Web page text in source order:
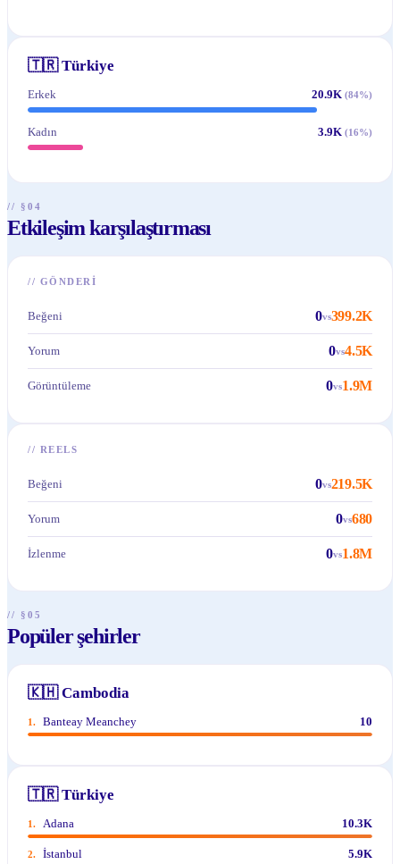
🇹🇷 Türkiye
Erkek 20.9K (84%)
Kadın 3.9K (16%)
// §04
Etkileşim karşılaştırması
// GÖNDERI
Beğeni 0vs399.2K
Yorum 0vs4.5K
Görüntüleme 0vs1.9M
// REELS
Beğeni 0vs219.5K
Yorum 0vs680
İzlenme 0vs1.8M
// §05
Popüler şehirler
🇰🇭 Cambodia
1. Banteay Meanchey 10
🇹🇷 Türkiye
1. Adana 10.3K
2. İstanbul 5.9K